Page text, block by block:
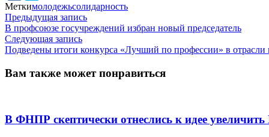
Меткимолодежьсолидарность
Навигация
по
записям
Предыдущая записьПредыдущая
запись:
В профсоюзе госучреждений избран новый председатель
Следующая записьСледующая
запись:
Подведены итоги конкурса «Лучший по профессии» в отрасли
Вам также может понравиться
В ФНПР скептически отнеслись к идее